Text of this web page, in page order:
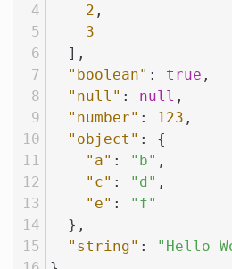
2 ,
3
] ,
"boolean" : true ,
"null" : null ,
"number" : 123 ,
"object" :
{
"a" : "b" ,
"c" : "d" ,
"e" :
"f"
} ,
"string" :
"Hello